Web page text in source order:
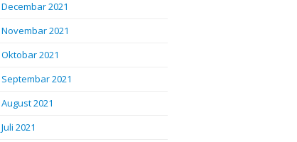
Decembar 2021
Novembar 2021
Oktobar 2021
Septembar 2021
August 2021
Juli 2021